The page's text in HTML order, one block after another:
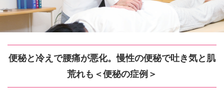
便秘と冷えで腰痛が悪化。慢性の便秘で吐き気と肌
荒れも＜便秘の症例＞